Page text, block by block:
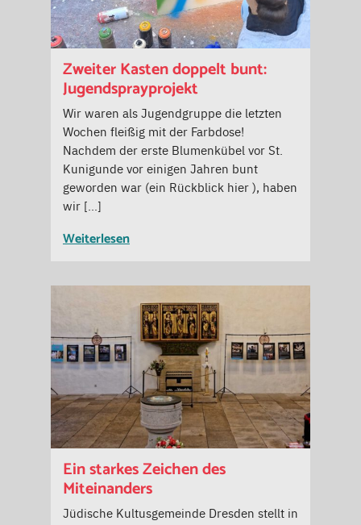
Zweiter Kasten doppelt bunt:
Jugendsprayprojekt
Wir waren als Jugendgruppe die letzten
Wochen fleißig mit der Farbdose!
Nachdem der erste Blumenkübel vor St.
Kunigunde vor einigen Jahren bunt
geworden war (ein Rückblick hier ), haben
wir […]
Weiterlesen
Ein starkes Zeichen des
Miteinanders
Jüdische Kultusgemeinde Dresden stellt in